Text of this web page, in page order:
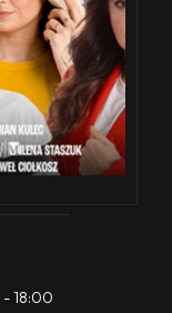
-18:00